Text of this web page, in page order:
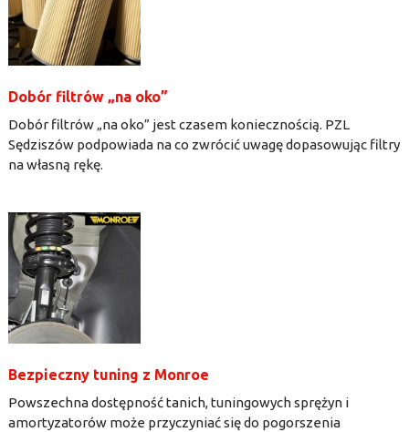
Dobór filtrów „na oko”
Dobór filtrów „na oko” jest czasem koniecznością. PZL
Sędziszów podpowiada na co zwrócić uwagę dopasowując filtry
na własną rękę.
Bezpieczny tuning z Monroe
Powszechna dostępność tanich, tuningowych sprężyn i
amortyzatorów może przyczyniać się do pogorszenia